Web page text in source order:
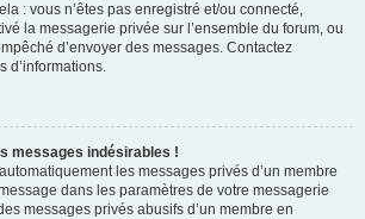
: vous n’êtes pas enregistré et/ou connecté,
la messagerie privée sur l’ensemble du forum, ou
d’envoyer des messages. Contactez
d’informations.
messages indésirables !
les messages privés d’un membre
dans les paramètres de votre messagerie
messages privés abusifs d’un membre en